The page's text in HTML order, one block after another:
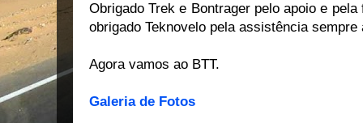
Obrigado Trek e Bontrager pelo apoio e
obrigado Teknovelo pela assistência sempre
Agora vamos ao BTT.
Galeria de Fotos